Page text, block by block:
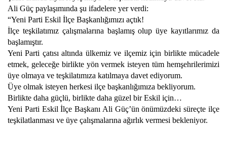
Ali Güç paylaşımında şu ifadelere yer verdi:
“Yeni Parti Eskil İlçe Başkanlığımızı açtık!
İlçe teşkilatımız çalışmalarına başlamış olup üye kayıtlarımız da
başlamıştır.
Yeni Parti çatısı altında ülkemiz ve ilçemiz için birlikte mücadele
etmek, geleceğe birlikte yön vermek isteyen tüm hemşehrilerimizi
üye olmaya ve teşkilatımıza katılmaya davet ediyorum.
Üye olmak isteyen herkesi ilçe başkanlığımıza bekliyorum.
Birlikte daha güçlü, birlikte daha güzel bir Eskil için…
Yeni Parti Eskil İlçe Başkanı Ali Güç’ün önümüzdeki süreçte ilçe
teşkilatlanması ve üye çalışmalarına ağırlık vermesi bekleniyor.